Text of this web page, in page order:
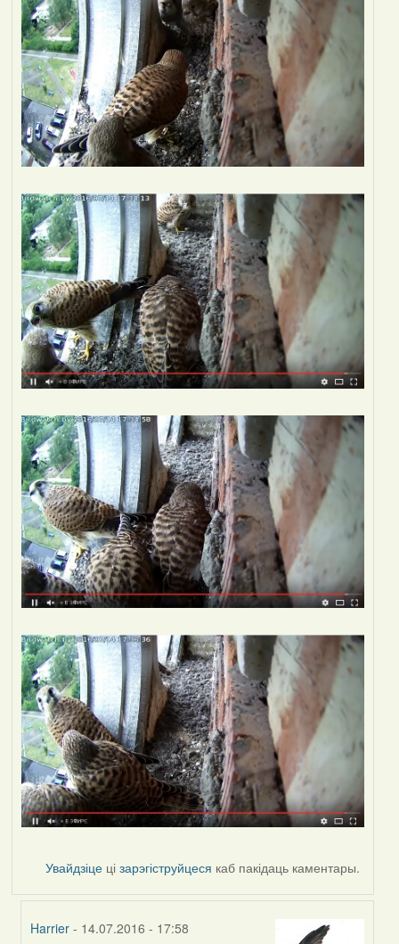
Увайдзіце цізарэгіструйцеся каб пакідаць каментары.
Harrier - 14.07.2016 - 17:58